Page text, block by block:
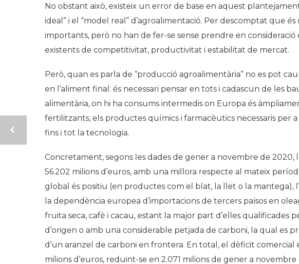
No obstant això, existeix un error de base en aquest
ideal” i el “model real” d’agroalimentació. Per descomptat que
importants, però no han de fer-se sense prendre en
existents de competitivitat, productivitat i estabilitat de mercat.
Però, quan es parla de “producció agroalimentària” no es pot
en l’aliment final: és necessari pensar en tots i cadascun de les
alimentària, on hi ha consums intermedis on Europa és
fertilitzants, els productes químics i farmacèutics necessaris per
fins i tot la tecnologia.
Concretament, segons les dades de gener a novembre de 2020,
56.202 milions d’euros, amb una millora respecte al mateix
global és positiu (en productes com el blat, la llet o la mantega),
la dependència europea d’importacions de tercers països en
fruita seca, cafè i cacau, estant la major part d’elles qualificades
d’origen o amb una considerable petjada de carboni, la qual es
d’un aranzel de carboni en frontera. En total, el dèficit comercial
milions d’euros, reduint-se en 2.071 milions de gener a